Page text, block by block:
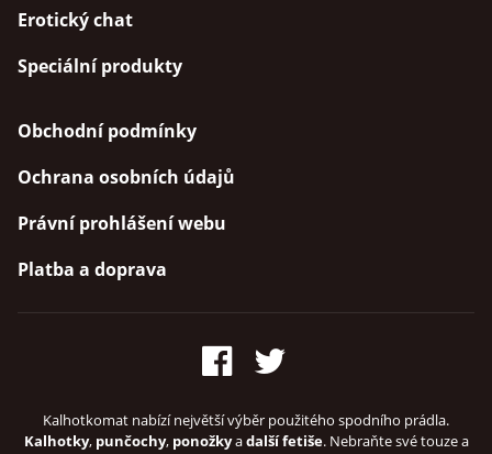
Erotický chat
Speciální produkty
Obchodní podmínky
Ochrana osobních údajů
Právní prohlášení webu
Platba a doprava
Kalhotkomat nabízí největší výběr použitého spodního prádla.
Kalhotky, punčochy, ponožkyadalší fetiše. Nebraňte své touze a